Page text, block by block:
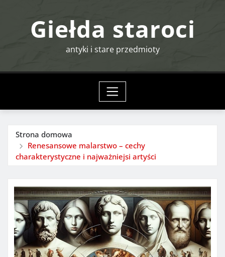
Giełda staroci
antyki i stare przedmioty
Strona domowa
Renesansowe malarstwo – cechy
charakterystyczne i najważniejsi artyści